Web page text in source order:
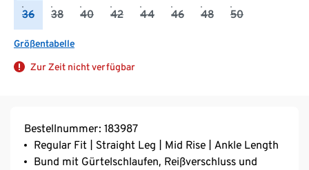
36 38 40 42 44 46 48 50
Größentabelle
Zur Zeit nicht verfügbar
Bestellnummer: 183987
Regular Fit | Straight Leg | Mid Rise | Ankle Length
Bund mit Gürtelschlaufen, Reißverschluss und